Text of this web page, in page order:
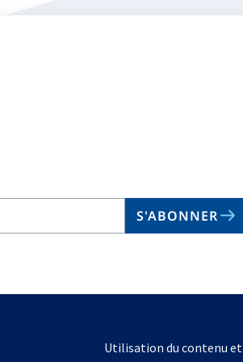
S'ABONNER
Utilisation du contenu et